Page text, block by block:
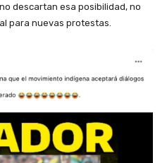
descartan esa posibilidad, no
para nuevas protestas.